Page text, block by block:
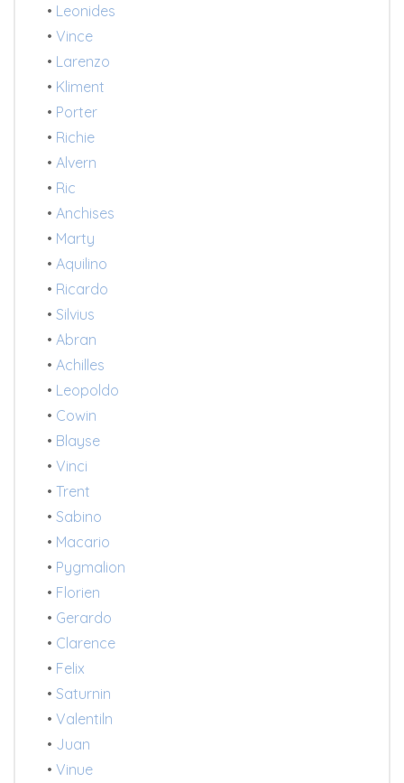
• Leonides
• Vince
• Larenzo
• Kliment
• Porter
• Richie
• Alvern
• Ric
• Anchises
• Marty
• Aquilino
• Ricardo
• Silvius
• Abran
• Achilles
• Leopoldo
• Cowin
• Blayse
• Vinci
• Trent
• Sabino
• Macario
• Pygmalion
• Florien
• Gerardo
• Clarence
• Felix
• Saturnin
• Valentiln
• Juan
• Vinue